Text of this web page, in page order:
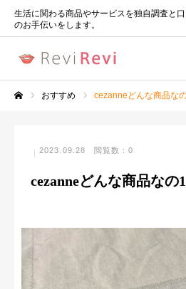
生活に関わる商品やサービスを独自調査と
のお手伝いをします。
おすすめ cezanneどんな商品な
2023.09.28 閲覧数：0
cezanneどんな商品なの1